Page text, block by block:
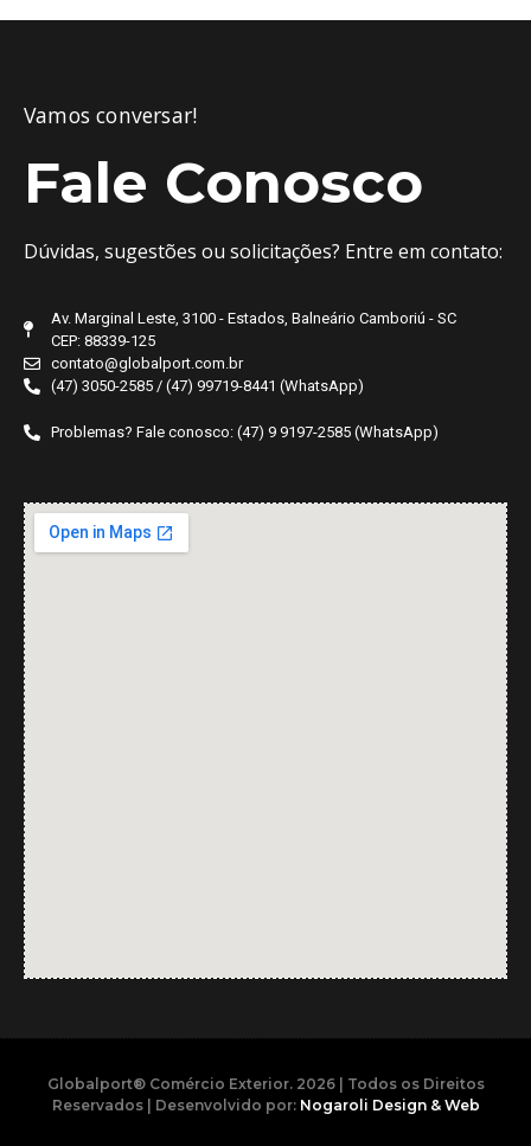
Vamos conversar!
Fale Conosco
Dúvidas, sugestões ou solicitações? Entre em contato:
Av. Marginal Leste, 3100 - Estados, Balneário Camboriú - SC
CEP: 88339-125
contato@globalport.com.br
(47) 3050-2585 / (47) 99719-8441 (WhatsApp)
Problemas? Fale conosco: (47) 9 9197-2585 (WhatsApp)
Globalport® Comércio Exterior. 2026 | Todos os Direitos
Reservados | Desenvolvido por: Nogaroli Design & Web